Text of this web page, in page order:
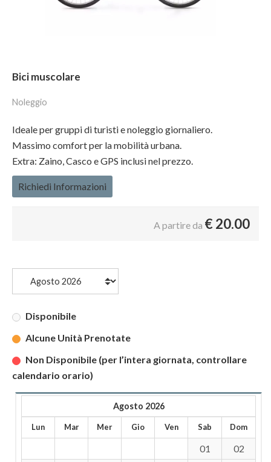
Bici muscolare
Noleggio
Ideale per gruppi di turisti e noleggio giornaliero.
Massimo comfort per la mobilità urbana.
Extra: Zaino, Casco e GPS inclusi nel prezzo.
Richiedi Informazioni
A partire da €20.00
Disponibile
Alcune Unità Prenotate
Non Disponibile (per l’intera giornata, controllare
calendario orario)
Agosto 2026
Lun Mar Mer Gio Ven Sab Dom
01
02